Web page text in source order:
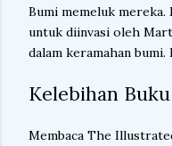
Bumi memeluk mereka.
untuk diinvasi oleh
dalam keramahan bumi.
Kelebihan Buku
Membaca The